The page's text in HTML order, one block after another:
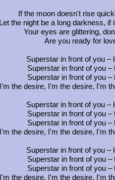
If the moon doesn't rise
Let the night be a long darkness, if
Your eyes are glittering,
Are you ready for
Superstar in front of you –
Superstar in front of you –
Superstar in front of you –
I'm the desire, I'm the desire, I'm
Superstar in front of you –
Superstar in front of you –
Superstar in front of you –
I'm the desire, I'm the desire, I'm
Superstar in front of you –
Superstar in front of you –
Superstar in front of you –
I'm the desire, I'm the desire, I'm